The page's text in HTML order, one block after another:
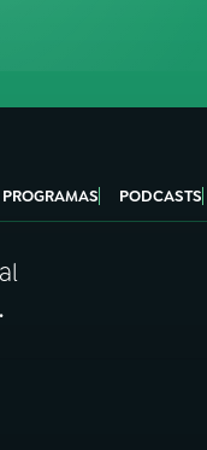
PROGRAMAS PODCASTS